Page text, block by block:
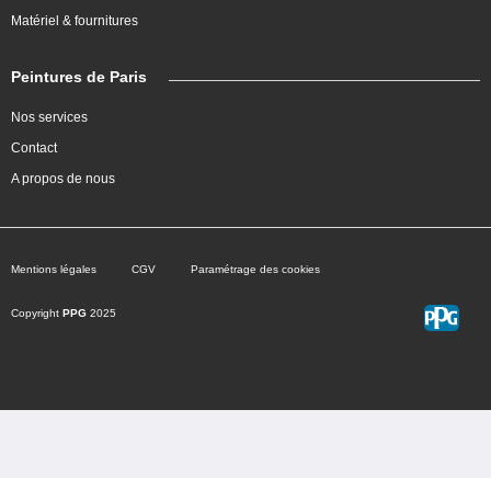
Matériel & fournitures
Peintures de Paris
Nos services
Contact
A propos de nous
Mentions légales CGV Paramétrage des cookies
Copyright PPG 2025